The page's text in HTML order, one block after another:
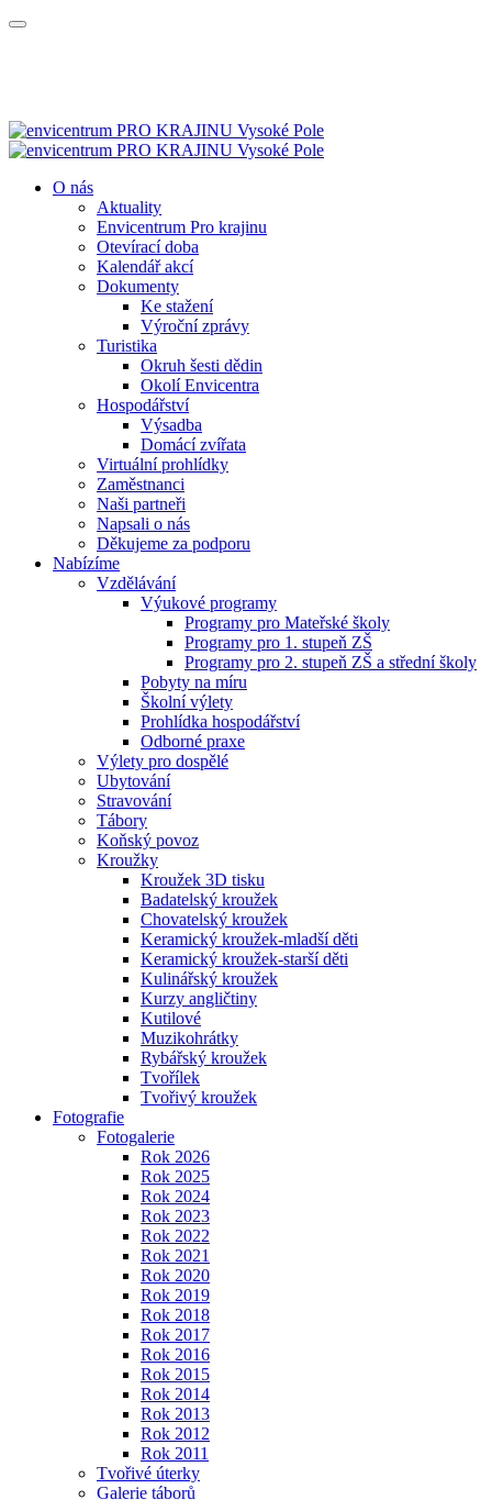
O nás
Aktuality
Envicentrum Pro krajinu
Otevírací doba
Kalendář akcí
Dokumenty
Ke stažení
Výroční zprávy
Turistika
Okruh šesti dědin
Okolí Envicentra
Hospodářství
Výsadba
Domácí zvířata
Virtuální prohlídky
Zaměstnanci
Naši partneři
Napsali o nás
Děkujeme za podporu
Nabízíme
Vzdělávání
Výukové programy
Programy pro Mateřské školy
Programy pro 1. stupeň ZŠ
Programy pro 2. stupeň ZŠ a střední školy
Pobyty na míru
Školní výlety
Prohlídka hospodářství
Odborné praxe
Výlety pro dospělé
Ubytování
Stravování
Tábory
Koňský povoz
Kroužky
Kroužek 3D tisku
Badatelský kroužek
Chovatelský kroužek
Keramický kroužek-mladší děti
Keramický kroužek-starší děti
Kulinářský kroužek
Kurzy angličtiny
Kutilové
Muzikohrátky
Rybářský kroužek
Tvořílek
Tvořivý kroužek
Fotografie
Fotogalerie
Rok 2026
Rok 2025
Rok 2024
Rok 2023
Rok 2022
Rok 2021
Rok 2020
Rok 2019
Rok 2018
Rok 2017
Rok 2016
Rok 2015
Rok 2014
Rok 2013
Rok 2012
Rok 2011
Tvořivé úterky
Galerie táborů